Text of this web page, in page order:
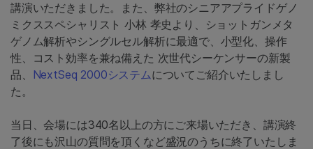
講演いただきました。また、弊社のシニアアプライドゲノ
ミクススペシャリスト 小林 孝史より、ショットガンメタ
ゲノム解析やシングルセル解析に最適で、小型化、操作
性、コスト効率を兼ね備えた 次世代シーケンサーの新製
品、 NextSeq 2000システムについてご紹介いたしまし
た。
当日、会場には340名以上の方にご来場いただき、講演終
了後にも沢山の質問を頂くなど盛況のうちに終了いたしま